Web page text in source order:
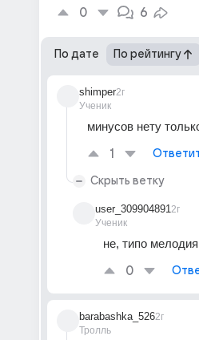
0 6
По дате По рейтингу
shimper
Ученик
2г
минусов нету
1
Скрыть ветку
user_309904891
Ученик
2г
не, типо мелодия
0
barabashka_526
Тролль
2г